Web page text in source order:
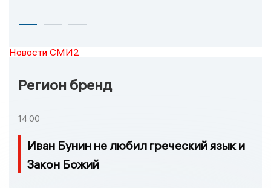
Новости СМИ2
Регион бренд
14:00
Иван Бунин не любил греческий язык и
Закон Божий